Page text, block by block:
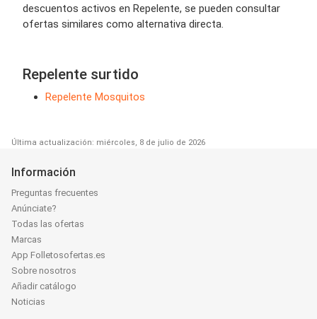
descuentos activos en Repelente, se pueden consultar
ofertas similares como alternativa directa.
Repelente surtido
Repelente Mosquitos
Última actualización: miércoles, 8 de julio de 2026
Información
Preguntas frecuentes
Anúnciate?
Todas las ofertas
Marcas
App Folletosofertas.es
Sobre nosotros
Añadir catálogo
Noticias